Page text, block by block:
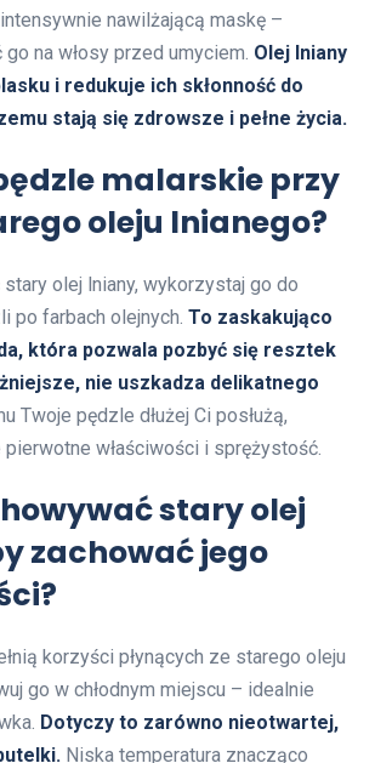
nawilżającą maskę –
na włosy przed umyciem. Olej lniany
i redukuje ich skłonność do
stają się zdrowsze i pełne życia.
malarskie przy
oleju lnianego?
olej lniany, wykorzystaj go do
po farbach olejnych. To zaskakująco
która pozwala pozbyć się resztek
nie uszkadza delikatnego
Twoje pędzle dłużej Ci posłużą,
właściwości i sprężystość.
stary olej
zachować jego
korzyści płynących ze starego oleju
go w chłodnym miejscu – idealnie
Dotyczy to zarówno nieotwartej,
Niska temperatura znacząco